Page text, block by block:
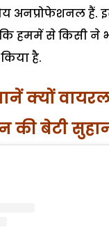
अनप्रोफेशनल हैं.
कि हममें से किसी ने
है.
क्यों वायरल
बेटी